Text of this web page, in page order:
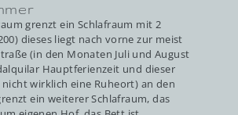
grenzt ein Schlafraum mit 2
dieses liegt nach vorne zur meist
(in den Monaten Juli und August
Hauptferienzeit und dieser
wirklich eine Ruheort) an den
ein weiterer Schlafraum, das